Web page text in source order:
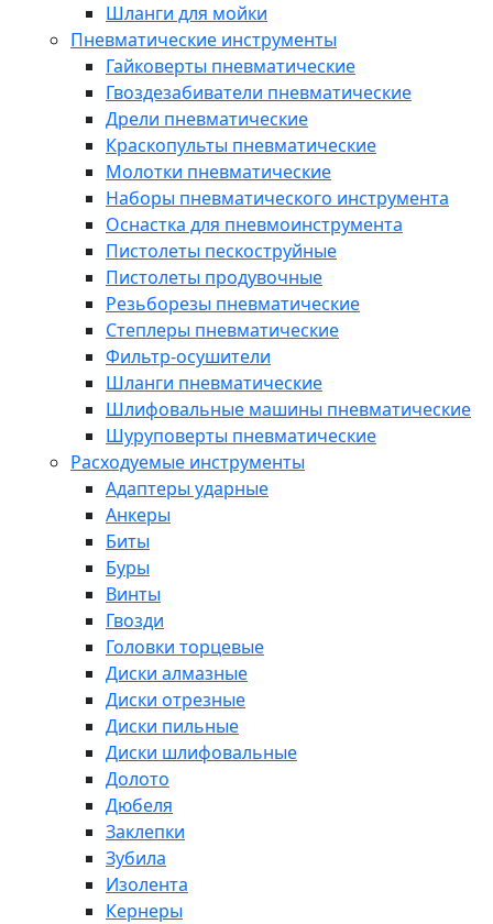
Шланги для мойки
Пневматические инструменты
Гайковерты пневматические
Гвоздезабиватели пневматические
Дрели пневматические
Краскопульты пневматические
Молотки пневматические
Наборы пневматического инструмента
Оснастка для пневмоинструмента
Пистолеты пескоструйные
Пистолеты продувочные
Резьборезы пневматические
Степлеры пневматические
Фильтр-осушители
Шланги пневматические
Шлифовальные машины пневматические
Шуруповерты пневматические
Расходуемые инструменты
Адаптеры ударные
Анкеры
Биты
Буры
Винты
Гвозди
Головки торцевые
Диски алмазные
Диски отрезные
Диски пильные
Диски шлифовальные
Долото
Дюбеля
Заклепки
Зубила
Изолента
Кернеры